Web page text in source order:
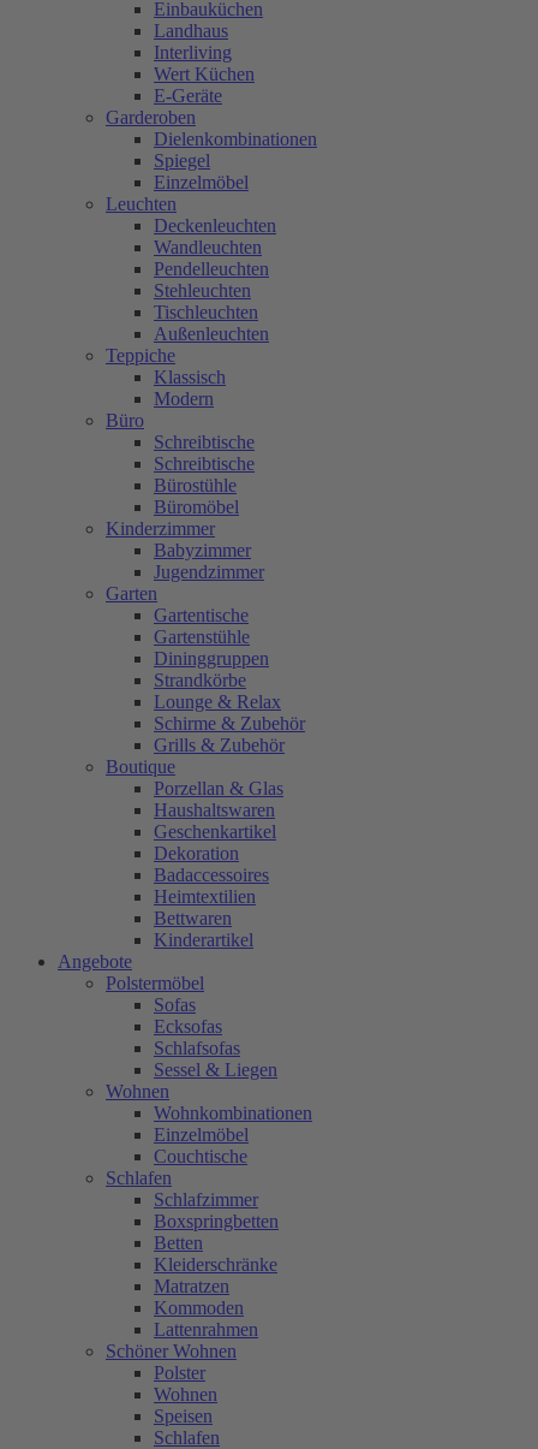
Einbauküchen
Landhaus
Interliving
Wert Küchen
E-Geräte
Garderoben
Dielenkombinationen
Spiegel
Einzelmöbel
Leuchten
Deckenleuchten
Wandleuchten
Pendelleuchten
Stehleuchten
Tischleuchten
Außenleuchten
Teppiche
Klassisch
Modern
Büro
Schreibtische
Schreibtische
Bürostühle
Büromöbel
Kinderzimmer
Babyzimmer
Jugendzimmer
Garten
Gartentische
Gartenstühle
Dininggruppen
Strandkörbe
Lounge & Relax
Schirme & Zubehör
Grills & Zubehör
Boutique
Porzellan & Glas
Haushaltswaren
Geschenkartikel
Dekoration
Badaccessoires
Heimtextilien
Bettwaren
Kinderartikel
Angebote
Polstermöbel
Sofas
Ecksofas
Schlafsofas
Sessel & Liegen
Wohnen
Wohnkombinationen
Einzelmöbel
Couchtische
Schlafen
Schlafzimmer
Boxspringbetten
Betten
Kleiderschränke
Matratzen
Kommoden
Lattenrahmen
Schöner Wohnen
Polster
Wohnen
Speisen
Schlafen